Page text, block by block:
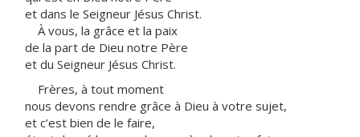
et dans le Seigneur Jésus Christ.
À vous, la grâce et la paix
de la part de Dieu notre Père
et du Seigneur Jésus Christ.
Frères, à tout moment
nous devons rendre grâce à Dieu à votre sujet,
et c’est bien de le faire,